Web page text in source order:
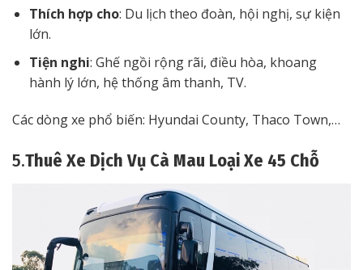
Thích hợp cho: Du lịch theo đoàn, hội nghị, sự kiện
lớn.
Tiện nghi: Ghế ngồi rộng rãi, điều hòa, khoang
hành lý lớn, hệ thống âm thanh, TV.
Các dòng xe phổ biến: Hyundai County, Thaco Town,…
5.Thuê Xe Dịch Vụ Cà Mau Loại Xe 45 Chỗ